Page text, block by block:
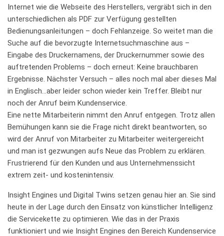
Internet wie die Webseite des Herstellers, vergräbt sich in den
unterschiedlichen als PDF zur Verfügung gestellten
Bedienungsanleitungen – doch Fehlanzeige. So weitet man die
Suche auf die bevorzugte Internetsuchmaschine aus –
Eingabe des Druckernamens, der Druckernummer sowie des
auftretenden Problems – doch erneut: Keine brauchbaren
Ergebnisse. Nächster Versuch – alles noch mal aber dieses Mal
in Englisch…aber leider schon wieder kein Treffer. Bleibt nur
noch der Anruf beim Kundenservice.
Eine nette Mitarbeiterin nimmt den Anruf entgegen. Trotz allen
Bemühungen kann sie die Frage nicht direkt beantworten, so
wird der Anruf von Mitarbeiter zu Mitarbeiter weitergereicht
und man ist gezwungen aufs Neue das Problem zu erklären.
Frustrierend für den Kunden und aus Unternehmenssicht
extrem zeit- und kostenintensiv.
Insight Engines und Digital Twins setzen genau hier an. Sie sind
heute in der Lage durch den Einsatz von künstlicher Intelligenz
die Servicekette zu optimieren. Wie das in der Praxis
funktioniert und wie Insight Engines den Bereich Kundenservice